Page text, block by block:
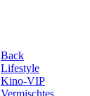
Back
Lifestyle
Kino-VIP
Vermischtes